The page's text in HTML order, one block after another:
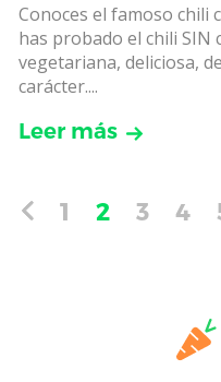
Conoces el famoso chili
has probado el chili SIN
vegetariana, deliciosa,
carácter....
Leer más
1 2 3 4